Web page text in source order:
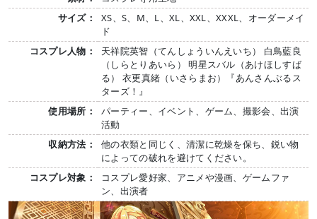
サイズ：
XS、S、M、L、XL、XXL、XXXL、オーダーメイ
ド
コスプレ人物：
天祥院英智（てんしょういんえいち） 白鳥藍良
（しらとりあいら） 明星スバル（あけほしすば
る） 衣更真緒（いさらまお）『あんさんぶるス
ターズ！』
使用場所：
パーティー、イベント、ゲーム、撮影会、出演
活動
収納方法：
他の衣類と同じく、清潔に乾燥を保ち、鋭い物
によっての破れを避けてください。
コスプレ対象：
コスプレ愛好家、アニメや漫画、ゲームファ
ン、出演者